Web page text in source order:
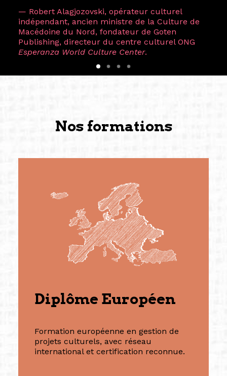
— Robert Alagjozovski, opérateur culturel
indépendant, ancien ministre de la Culture de
Macédoine du Nord, fondateur de Goten
Publishing, directeur du centre culturel ONG
Esperanza World Culture Center.
Nos formations
Diplôme Européen
Formation européenne en gestion de
projets culturels, avec réseau
international et certification reconnue.